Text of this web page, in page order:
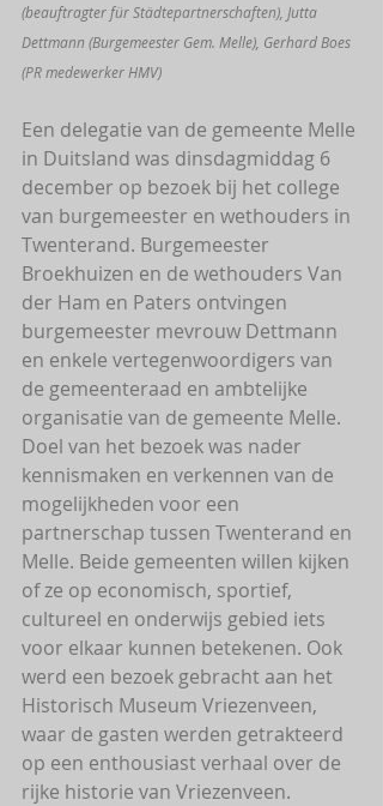
(beauftragter für Städtepartnerschaften), Jutta
Dettmann (Burgemeester Gem. Melle), Gerhard Boes
(PR medewerker HMV)
Een delegatie van de gemeente Melle
in Duitsland was dinsdagmiddag 6
december op bezoek bij het college
van burgemeester en wethouders in
Twenterand. Burgemeester
Broekhuizen en de wethouders Van
der Ham en Paters ontvingen
burgemeester mevrouw Dettmann
en enkele vertegenwoordigers van
de gemeenteraad en ambtelijke
organisatie van de gemeente Melle.
Doel van het bezoek was nader
kennismaken en verkennen van de
mogelijkheden voor een
partnerschap tussen Twenterand en
Melle. Beide gemeenten willen kijken
of ze op economisch, sportief,
cultureel en onderwijs gebied iets
voor elkaar kunnen betekenen. Ook
werd een bezoek gebracht aan het
Historisch Museum Vriezenveen,
waar de gasten werden getrakteerd
op een enthousiast verhaal over de
rijke historie van Vriezenveen.